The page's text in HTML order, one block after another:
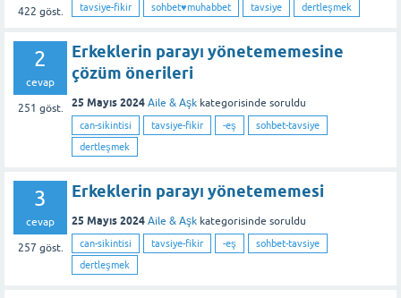
422 göst. tavsiye-fikir sohbet♥️muhabbet tavsiye dertleşmek
2
cevap
251 göst.
Erkeklerin parayı yönetememesine
çözüm önerileri
25 Mayıs 2024 Aile & Aşk kategorisinde soruldu
can-sikintisi tavsiye-fikir -eş
sohbet-tavsiye
dertleşmek
3
cevap
257 göst.
Erkeklerin parayı yönetememesi
25 Mayıs 2024 Aile & Aşk kategorisinde soruldu
can-sikintisi tavsiye-fikir -eş
sohbet-tavsiye
dertleşmek